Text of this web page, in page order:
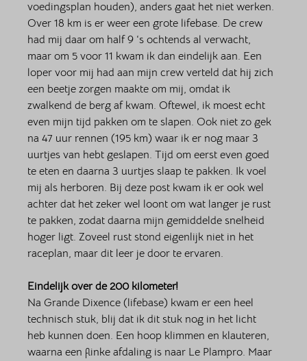
voedingsplan houden), anders gaat het niet werken.
Over 18 km is er weer een grote lifebase. De crew
had mij daar om half 9 ‘s ochtends al verwacht,
maar om 5 voor 11 kwam ik dan eindelijk aan. Een
loper voor mij had aan mijn crew verteld dat hij zich
een beetje zorgen maakte om mij, omdat ik
zwalkend de berg af kwam. Oftewel, ik moest echt
even mijn tijd pakken om te slapen. Ook niet zo gek
na 47 uur rennen (195 km) waar ik er nog maar 3
uurtjes van hebt geslapen. Tijd om eerst even goed
te eten en daarna 3 uurtjes slaap te pakken. Ik voel
mij als herboren. Bij deze post kwam ik er ook wel
achter dat het zeker wel loont om wat langer je rust
te pakken, zodat daarna mijn gemiddelde snelheid
hoger ligt. Zoveel rust stond eigenlijk niet in het
raceplan, maar dit leer je door te ervaren.
Eindelijk over de 200 kilometer!
Na Grande Dixence (lifebase) kwam er een heel
technisch stuk, blij dat ik dit stuk nog in het licht
heb kunnen doen. Een hoop klimmen en klauteren,
waarna een flinke afdaling is naar Le Plampro. Maar